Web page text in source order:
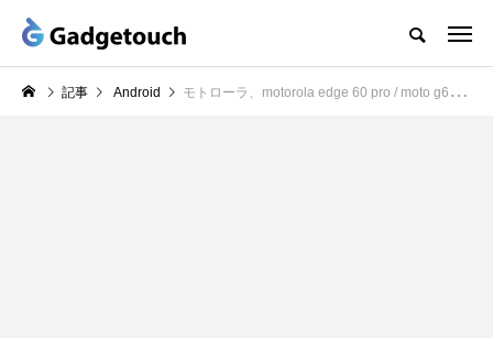
記事 Android モトローラ、motorola edge 60 pro / moto g66j 5G を発表、AI強化・耐久性・急速充電に対応した2025年夏モデル